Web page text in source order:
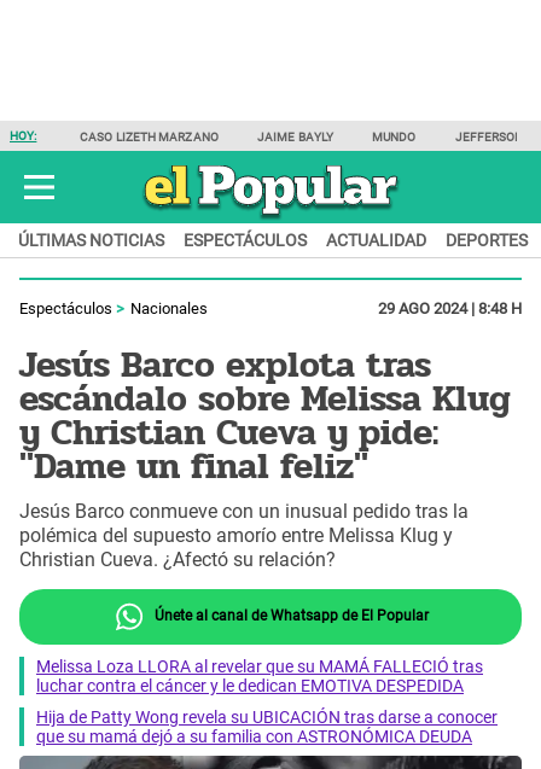
HOY: CASO LIZETH MARZANO JAIME BAYLY MUNDO JEFFERSON
ÚLTIMAS NOTICIAS ESPECTÁCULOS ACTUALIDAD DEPORTES
Espectáculos Nacionales 29 AGO 2024 | 8:48 H
Jesús Barco explota tras
escándalo sobre Melissa Klug
y Christian Cueva y pide:
"Dame un final feliz"
Jesús Barco conmueve con un inusual pedido tras la
polémica del supuesto amorío entre Melissa Klug y
Christian Cueva. ¿Afectó su relación?
Únete al canal de Whatsapp de El Popular
Melissa Loza LLORA al revelar que su MAMÁ FALLECIÓ tras
luchar contra el cáncer y le dedican EMOTIVA DESPEDIDA
Hija de Patty Wong revela su UBICACIÓN tras darse a conocer
que su mamá dejó a su familia con ASTRONÓMICA DEUDA